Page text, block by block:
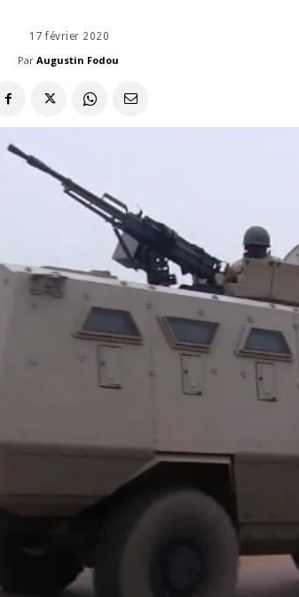
17 février 2020
Par Augustin Fodou